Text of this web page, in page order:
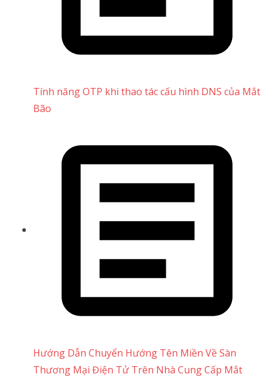
Tính năng OTP khi thao tác cấu hình DNS của Mắt
Bão
Hướng Dẫn Chuyển Hướng Tên Miền Về Sàn
Thương Mại Điện Tử Trên Nhà Cung Cấp Mắt